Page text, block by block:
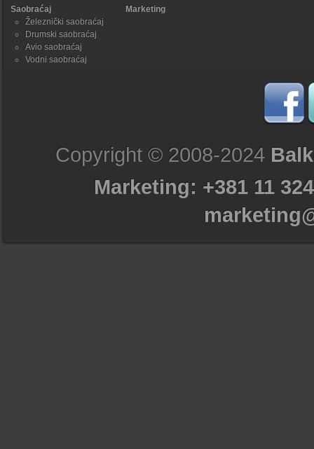
Saobraćaj
Železnički saobraćaj
Drumski saobraćaj
Avio saobraćaj
Vodni saobraćaj
Marketing
Copyright © 2008-2024
Marketing: +381 11